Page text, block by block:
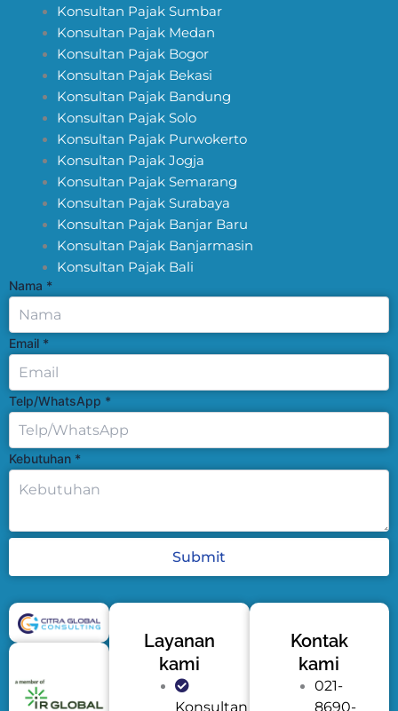
Konsultan Pajak Sumbar
Konsultan Pajak Medan
Konsultan Pajak Bogor
Konsultan Pajak Bekasi
Konsultan Pajak Bandung
Konsultan Pajak Solo
Konsultan Pajak Purwokerto
Konsultan Pajak Jogja
Konsultan Pajak Semarang
Konsultan Pajak Surabaya
Konsultan Pajak Banjar Baru
Konsultan Pajak Banjarmasin
Konsultan Pajak Bali
Nama *
Email *
Telp/WhatsApp *
Kebutuhan *
Submit
Layanan
kami
Konsultan
Kontak
kami
021-
8690-